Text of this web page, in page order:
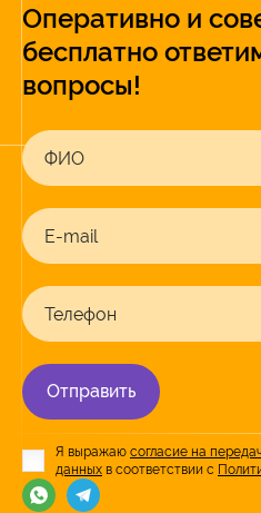
Оперативно и
бесплатно
вопросы!
ФИО
E-mail
Телефон
Отправить
Я выражаю согласие на
данных в соответствии с